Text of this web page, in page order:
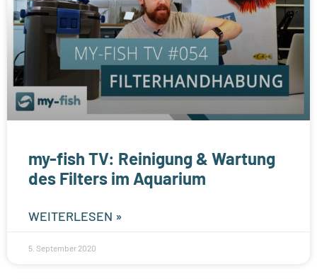
my-fish TV: Reinigung & Wartung
des Filters im Aquarium
WEITERLESEN »
5. September 2020